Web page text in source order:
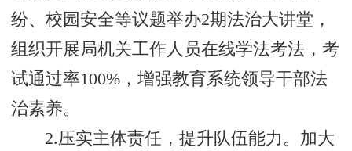
纷、校园安全等议题举办2期法治大讲堂，
组织开展局机关工作人员在线学法考法，考
试通过率100%，增强教育系统领导干部法
治素养。
2.压实主体责任，提升队伍能力。加大